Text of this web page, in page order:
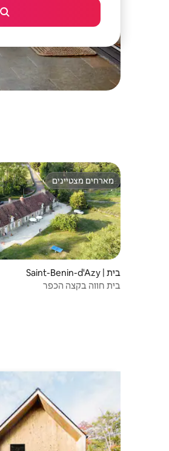
מארחים מצטיינים
מארחים מצטיינים
בית | Saint-Benin-d'Azy
בית חווה בקצה הכפר